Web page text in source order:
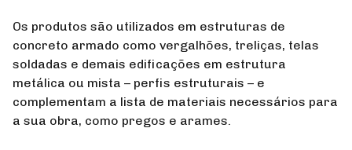
Os produtos são utilizados em estruturas de
concreto armado como vergalhões, treliças, telas
soldadas e demais edificações em estrutura
metálica ou mista – perfis estruturais – e
complementam a lista de materiais necessários para
a sua obra, como pregos e arames.